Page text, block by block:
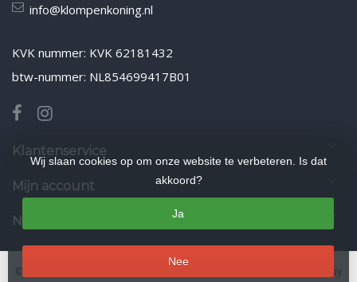
info@klompenkoning.nl
KVK nummer: KVK 62181432
btw-nummer: NL854699417B01
Klantenservice
Mijn account
Nieuwsbrief
Wij slaan cookies op om onze website te verbeteren. Is dat
akkoord?
Ja
Nee
© Copyright 2026 Klompenkoning.nl - Powered by